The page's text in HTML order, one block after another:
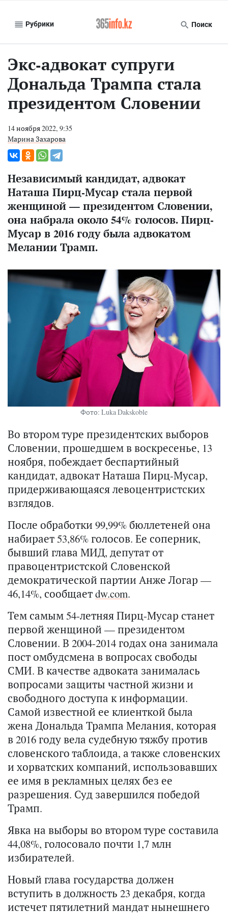
Рубрики Поиск
Экс-адвокат супруги
Дональда Трампа стала
президентом Словении
14 ноября 2022, 9:35
Марина Захарова
Независимый кандидат, адвокат
Наташа Пирц-Мусар стала первой
женщиной — президентом Словении,
она набрала около 54% голосов. Пирц-
Мусар в 2016 году была адвокатом
Мелании Трамп.
Фото: Luka Dakskoble
Во втором туре президентских выборов
Словении, прошедшем в воскресенье, 13
ноября, побеждает беспартийный
кандидат, адвокат Наташа Пирц-Мусар,
придерживающаяся левоцентристских
взглядов.
После обработки 99,99% бюллетеней она
набирает 53,86% голосов. Ее соперник,
бывший глава МИД, депутат от
правоцентристской Словенской
демократической партии Анже Логар —
46,14%, сообщаетdw.com.
Тем самым 54-летняя Пирц-Мусар станет
первой женщиной — президентом
Словении. В 2004-2014 годах она занимала
пост омбудсмена в вопросах свободы
СМИ. В качестве адвоката занималась
вопросами защиты частной жизни и
свободного доступа к информации.
Самой известной ее клиенткой была
жена Дональда Трампа Мелания, которая
в 2016 году вела судебную тяжбу против
словенского таблоида, а также словенских
и хорватских компаний, использовавших
ее имя в рекламных целях без ее
разрешения. Суд завершился победой
Трамп.
Явка на выборы во втором туре составила
44,08%, голосовало почти 1,7 млн
избирателей.
Новый глава государства должен
вступить в должность 23 декабря, когда
истечет пятилетний мандат нынешнего